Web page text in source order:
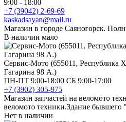
9:00 - 18:00
+7 (39042) 2-69-69
kaskadsayan@mail.ru
Магазин в городе Саяногорск.
В наличии мало
Сервис-Мото (655011, Республика
Гагарина 98 А.)
ПН-ПТ 9:00-18:00 СБ 9:00-17:00
+7 (3902) 305-975
Магазин запчастей на веломото
веломото техники.Здание бывшего
Нет в наличии